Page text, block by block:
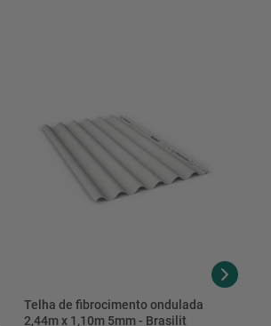
Telha de fibrocimento ondulada
2,44m x 1,10m 5mm - Brasilit